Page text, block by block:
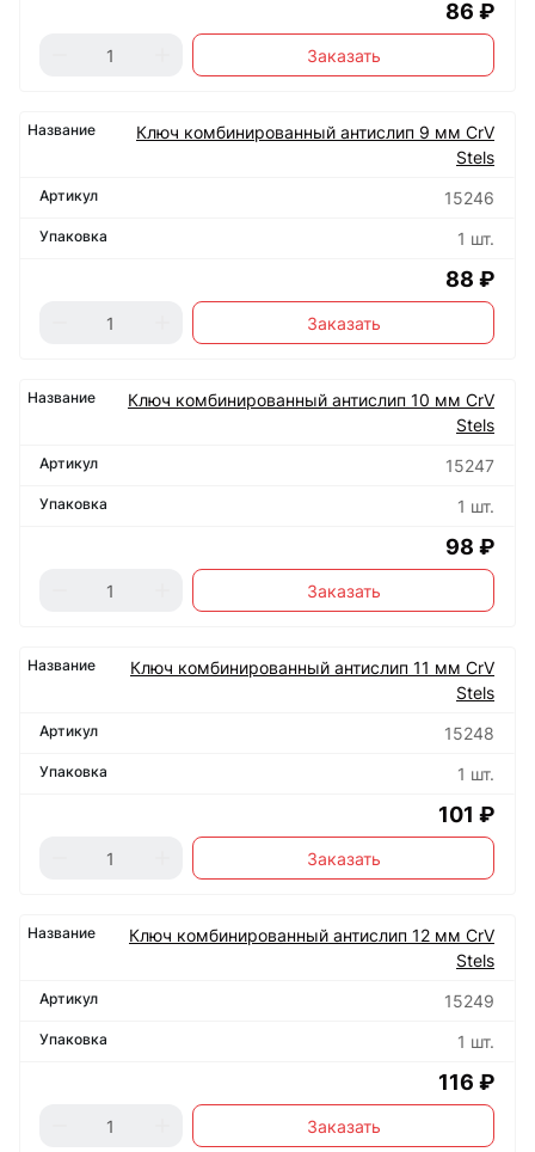
86 ₽
Заказать
Ключ комбинированный антислип 9 мм CrV
Stels
15246
1 шт.
88 ₽
Заказать
Ключ комбинированный антислип 10 мм CrV
Stels
15247
1 шт.
98 ₽
Заказать
Ключ комбинированный антислип 11 мм CrV
Stels
15248
1 шт.
101 ₽
Заказать
Ключ комбинированный антислип 12 мм CrV
Stels
15249
1 шт.
116 ₽
Заказать